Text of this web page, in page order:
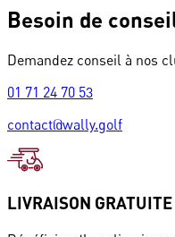
Besoin de
Demandez conseil à nos
01 71 24 70 53
contact@wally.golf
LIVRAISON